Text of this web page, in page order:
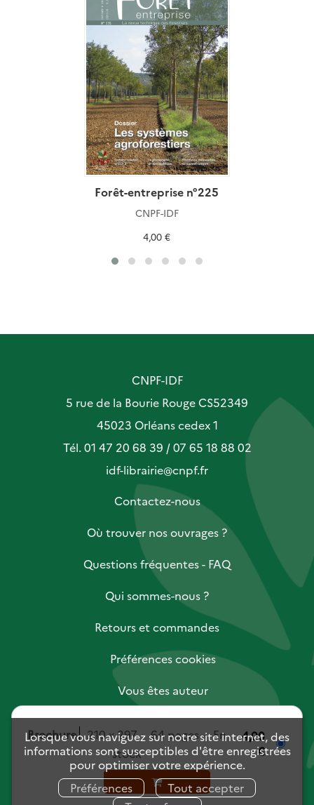
Lorsque vous naviguez sur notre site internet, des
informations sont susceptibles d'être enregistrées
pour optimiser votre expérience.
Préférences
Tout accepter
Brochure 210 x 297 64 pages
En
stock
4,00
€
Forêt-entreprise n°225
CNPF-IDF
4,00 €
CNPF-IDF
5 rue de la Bourie Rouge CS52349
45023 Orléans cedex 1
Tél. 01 47 20 68 39 / 07 65 18 88 02
idf-librairie@cnpf.fr
Contactez-nous
Où trouver nos ouvrages ?
Questions fréquentes - FAQ
Qui sommes-nous ?
Retours et commandes
Préférences cookies
Vous êtes auteur
Vous êtes libraire
Vous êtes journaliste
Mentions légales
Charte des données personnelles
Conditions générales de vente